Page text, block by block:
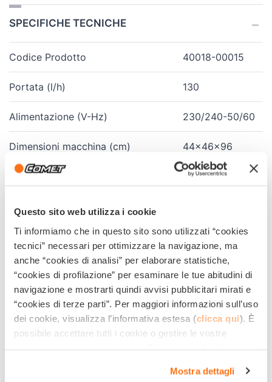
Questo sito web utilizza i cookie
Ti informiamo che in questo sito sono utilizzati “cookies
tecnici” necessari per ottimizzare la navigazione, ma
anche “cookies di analisi” per elaborare statistiche,
“cookies di profilazione” per esaminare le tue abitudini di
navigazione e mostrarti quindi avvisi pubblicitari mirati e
“cookies di terze parti”. Per maggiori informazioni sull’uso
dei cookie, visualizza l’informativa estesa (clicca qui). È
possibile accettare tutti i cookie o gestire le vostre
impostazioni predefinite che non consentono l’utilizzo di
Mostra dettagli
SPECIFICHE TECNICHE
Codice Prodotto 40018-00015
Portata (l/h) 130
Alimentazione (V-Hz) 230/240-50/60
Dimensioni macchina (cm) 44x46x96
Peso (Kg) 14.5
Dimensioni imballo (cm)
N° di motori 2
Depressione colonna (kPa/mm H₂O) 22/2200
Volume fusto (l) 65